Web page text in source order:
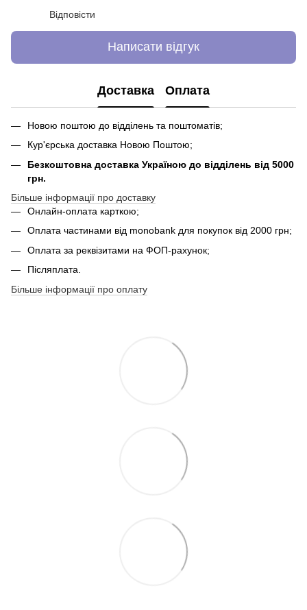
Відповісти
Написати відгук
Доставка Оплата
Новою поштою до відділень та поштоматів;
Кур'єрська доставка Новою Поштою;
Безкоштовна доставка Україною до відділень від 5000
грн.
Більше інформації про доставку
Онлайн-оплата карткою;
Оплата частинами від monobank для покупок від 2000 грн;
Оплата за реквізитами на ФОП-рахунок;
Післяплата.
Більше інформації про оплату